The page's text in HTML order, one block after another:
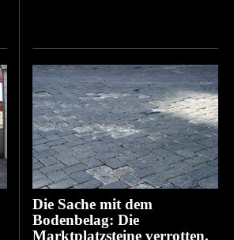
Die Sache mit dem
Bodenbelag: Die
Marktplatzsteine verrotten.